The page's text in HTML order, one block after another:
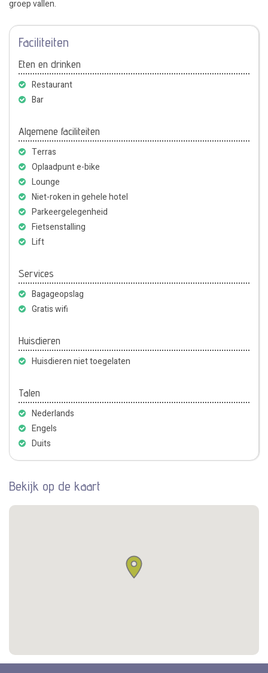
groep vallen.
Faciliteiten
Eten en drinken
Restaurant
Bar
Algemene faciliteiten
Terras
Oplaadpunt e-bike
Lounge
Niet-roken in gehele hotel
Parkeergelegenheid
Fietsenstalling
Lift
Services
Bagageopslag
Gratis wifi
Huisdieren
Huisdieren niet toegelaten
Talen
Nederlands
Engels
Duits
Bekijk op de kaart